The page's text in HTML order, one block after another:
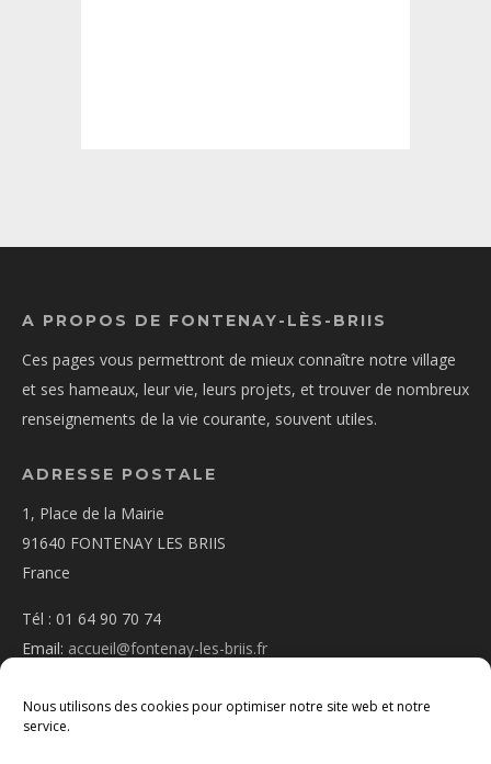
Nous utilisons des cookies pour optimiser notre site web et notre
service.
A PROPOS DE FONTENAY-LÈS-BRIIS
Ces pages vous permettront de mieux connaître notre village
et ses hameaux, leur vie, leurs projets, et trouver de nombreux
renseignements de la vie courante, souvent utiles.
ADRESSE POSTALE
1, Place de la Mairie
91640 FONTENAY LES BRIIS
France
Tél : 01 64 90 70 74
Email: accueil@fontenay-les-briis.fr